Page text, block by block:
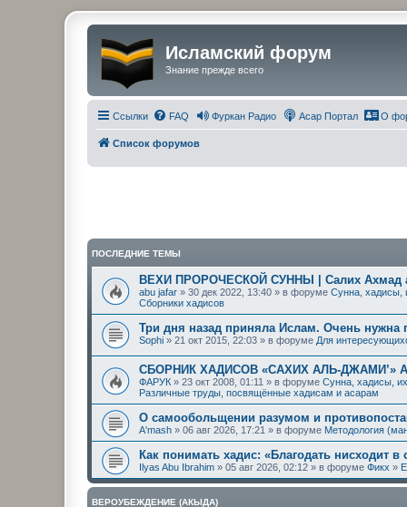
Исламский форум
Знание прежде всего
Ссылки FAQ Фуркан Радио Асар Портал О
Список форумов
ПОСЛЕДНИЕ ТЕМЫ
ВЕХИ ПРОРОЧЕСКОЙ СУННЫ | Салих Ахмад
abu jafar » 30 дек 2022, 13:40 » в форуме Сунна, хадисы,
Сборники хадисов
Три дня назад приняла Ислам. Очень нужна
Sophi » 21 окт 2015, 22:03 » в форуме Для
СБОРНИК ХАДИСОВ «САХИХ АЛЬ-ДЖАМИ’»
ФАРУК » 23 окт 2008, 01:11 » в форуме Сунна, хадисы,
Различные труды, посвящённые хадисам и асарам
О самообольщении разумом и
A'mash » 06 авг 2026, 17:21 » в форуме Методология
Как понимать хадис: «Благодать нисходит
Ilyas Abu Ibrahim » 05 авг 2026, 02:12 » в форуме Фикх »
ВЕРОУБЕЖДЕНИЕ (АКЫДА)